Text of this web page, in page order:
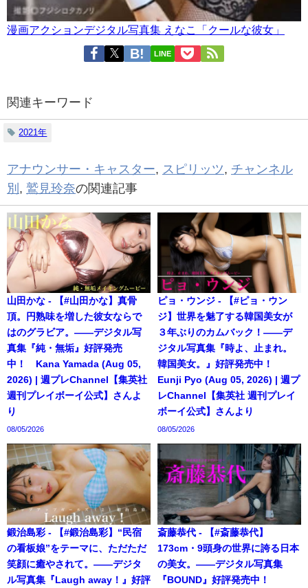
漫画アクションデジタル写真集 えなこ「クールな彼女」
LINE
関連キーワード
2021年
アナウンサー・キャスター, スピリッツ, チャンネル
別 , 鷲見玲奈の関連記事
山田かな - 【#山田かな】真骨
頂。円熟味を増した彼女ならで
はのグラビア。――デジタル写
真集『純・無垢』好評発売
中！ Kana Yamada (Aug 05,
2026) | 週プレChannel【集英社
週刊プレイボーイ公式】さんよ
り
08/05/2026
ピョ・ウンジ - 【#ピョ・ウン
ジ】世界を魅了する韓国美女が
３年ぶりのカムバック！――デ
ジタル写真集『時よ、止まれ。
韓国美女。』好評発売中！
Eunji Pyo (Aug 05, 2026) | 週プ
レChannel【集英社 週刊プレイ
ボーイ公式】さんより
08/05/2026
鍛治島彩 - 【#鍛治島彩】“民宿
の看板娘”をテーマに、ただただ
笑顔に癒やされて。――デジタ
ル写真集『Laugh away！』好評
斎藤恭代 - 【#斎藤恭代】
173cm・9頭身の世界に誇る日本
の美女。――デジタル写真集
『BOUND』好評発売中！